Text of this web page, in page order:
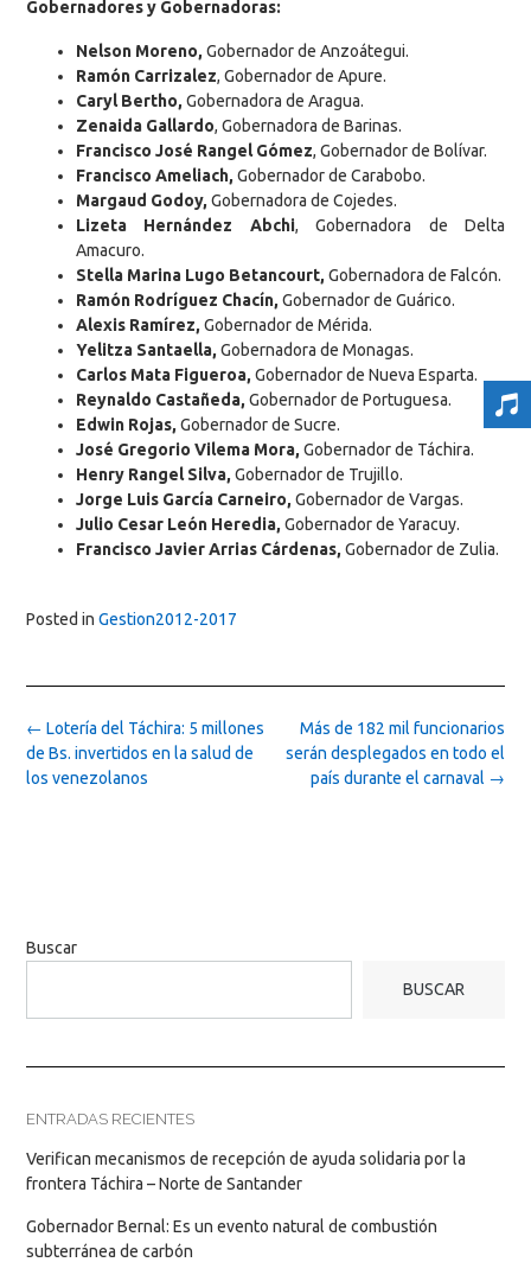
Gobernadores y Gobernadoras:
Nelson Moreno, Gobernador de Anzoátegui.
Ramón Carrizalez, Gobernador de Apure.
Caryl Bertho, Gobernadora de Aragua.
Zenaida Gallardo, Gobernadora de Barinas.
Francisco José Rangel Gómez, Gobernador de Bolívar.
Francisco Ameliach, Gobernador de Carabobo.
Margaud Godoy, Gobernadora de Cojedes.
Lizeta Hernández Abchi, Gobernadora de Delta
Amacuro.
Stella Marina Lugo Betancourt, Gobernadora de Falcón.
Ramón Rodríguez Chacín, Gobernador de Guárico.
Alexis Ramírez, Gobernador de Mérida.
Yelitza Santaella, Gobernadora de Monagas.
Carlos Mata Figueroa, Gobernador de Nueva Esparta.
Reynaldo Castañeda, Gobernador de Portuguesa.
Edwin Rojas, Gobernador de Sucre.
José Gregorio Vilema Mora, Gobernador de Táchira.
Henry Rangel Silva, Gobernador de Trujillo.
Jorge Luis García Carneiro, Gobernador de Vargas.
Julio Cesar León Heredia, Gobernador de Yaracuy.
Francisco Javier Arrias Cárdenas, Gobernador de Zulia.
Posted in Gestion2012-2017
Post
navigation
Más de 182 mil funcionarios
serán desplegados en todo el
país durante el carnaval →
← Lotería del Táchira: 5 millones
de Bs. invertidos en la salud de
los venezolanos
Buscar
BUSCAR
ENTRADAS RECIENTES
Verifican mecanismos de recepción de ayuda solidaria por la
frontera Táchira – Norte de Santander
Gobernador Bernal: Es un evento natural de combustión
subterránea de carbón